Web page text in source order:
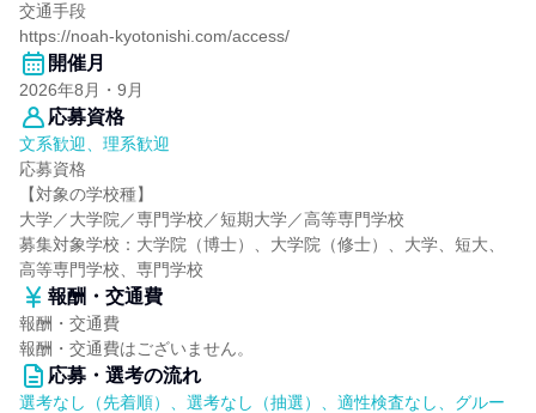
交通手段
https://noah-kyotonishi.com/access/
開催月
2026年8月・9月
応募資格
文系歓迎、理系歓迎
応募資格
【対象の学校種】
大学／大学院／専門学校／短期大学／高等専門学校
募集対象学校：大学院（博士）、大学院（修士）、大学、短大、
高等専門学校、専門学校
報酬・交通費
報酬・交通費
報酬・交通費はございません。
応募・選考の流れ
選考なし（先着順）、選考なし（抽選）、適性検査なし、グルー